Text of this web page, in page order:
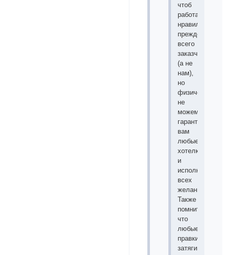
чтоб
работа
нравилась
прежде
всего
заказчику
(а не
нам),
но
физически
не
можем
гарантировать
вам
любые
хотелки
и
исполнение
всех
желаний.
Также
помните,
что
любые
правки
затягивают